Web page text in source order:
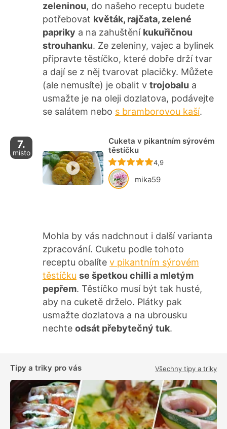
zeleninou, do našeho receptu budete
potřebovat květák, rajčata, zelené
papriky a na zahuštění kukuřičnou
strouhanku. Ze zeleniny, vajec a bylinek
připravte těstíčko, které dobře drží tvar
a dají se z něj tvarovat placičky. Můžete
(ale nemusíte) je obalit v trojobalu a
usmažte je na oleji dozlatova, podávejte
se salátem nebo s bramborovou kaší.
7.
místo
Cuketa v pikantním sýrovém
těstíčku
Recept ještě nebyl
4,9
mika59
Mohla by vás nadchnout i další varianta
zpracování. Cuketu podle tohoto
receptu obalíte v pikantním sýrovém
těstíčku se špetkou chilli a mletým
pepřem. Těstíčko musí být tak husté,
aby na cuketě drželo. Plátky pak
usmažte dozlatova a na ubrousku
nechte odsát přebytečný tuk.
Tipy a triky pro vás Všechny tipy a triky